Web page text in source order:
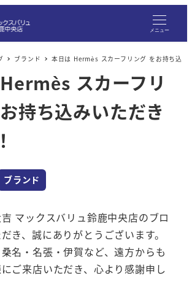
メニュー
ブランド
本日は Hermès スカーフリング をお持ち込
スカーフリ
持ち込みいただき
カテゴリー
ブランド
マックスバリュ鈴鹿中央店のブロ
き、誠にありがとうございます。
名・名張・伊賀など、遠方からも
ご来店いただき、心より感謝申し